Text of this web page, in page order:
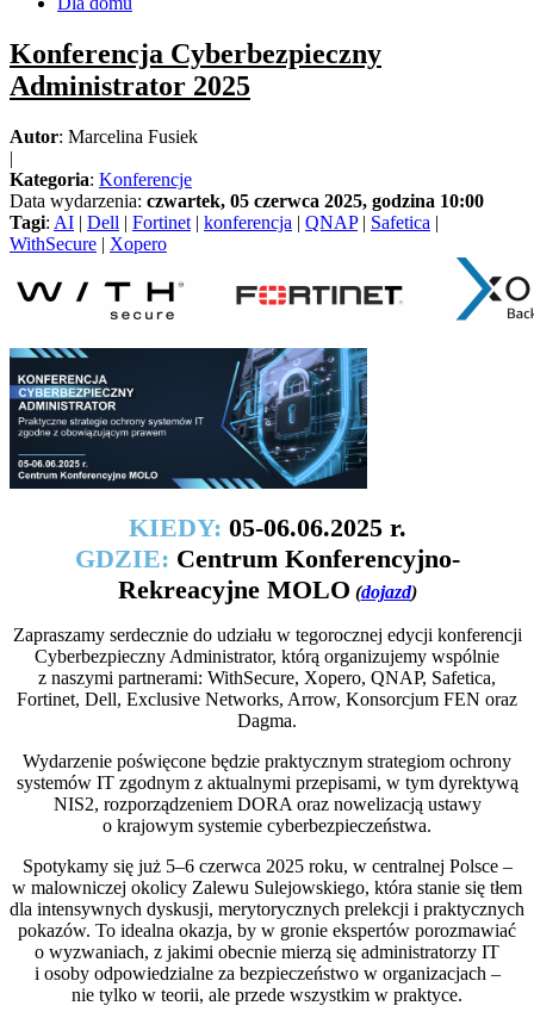
Konferencja Cyberbezpieczny
Administrator 2025
Autor: Marcelina Fusiek
|
Kategoria: Konferencje
Data wydarzenia: czwartek, 05 czerwca 2025, godzina 10:00
Tagi: AI | Dell | Fortinet | konferencja | QNAP| Safetica |
WithSecure | Xopero
KIEDY: 05-06.06.2025 r.
GDZIE: Centrum Konferencyjno-
Rekreacyjne MOLO (dojazd)
Zapraszamy serdecznie do udziału w tegorocznej edycji konferencji
Cyberbezpieczny Administrator, którą organizujemy wspólnie
z naszymi partnerami: WithSecure, Xopero, QNAP, Safetica,
Fortinet, Dell, Exclusive Networks, Arrow, Konsorcjum FEN oraz
Dagma.
Wydarzenie poświęcone będzie praktycznym strategiom ochrony
systemów IT zgodnym z aktualnymi przepisami, w tym dyrektywą
NIS2, rozporządzeniem DORA oraz nowelizacją ustawy
o krajowym systemie cyberbezpieczeństwa.
Spotykamy się już 5–6 czerwca 2025 roku, w centralnej Polsce –
w malowniczej okolicy Zalewu Sulejowskiego, która stanie się tłem
dla intensywnych dyskusji, merytorycznych prelekcji i praktycznych
pokazów. To idealna okazja, by w gronie ekspertów porozmawiać
o wyzwaniach, z jakimi obecnie mierzą się administratorzy IT
i osoby odpowiedzialne za bezpieczeństwo w organizacjach –
nie tylko w teorii, ale przede wszystkim w praktyce.